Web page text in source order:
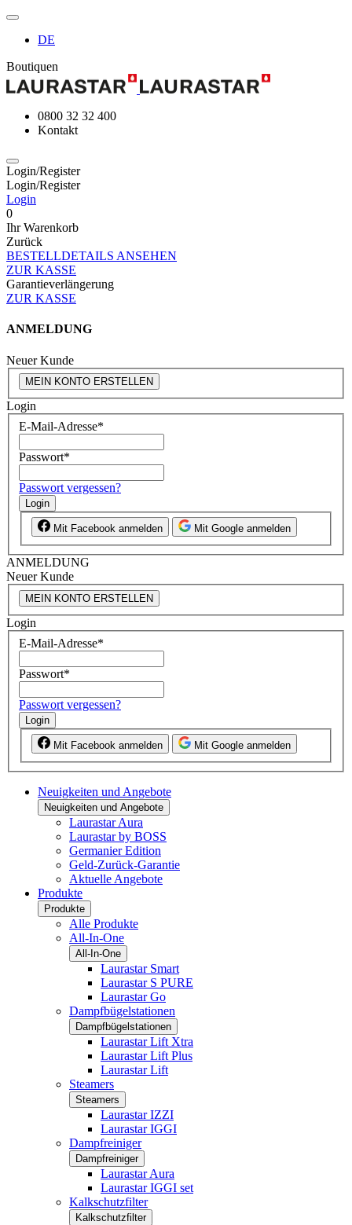
DE
Boutiquen
0800 32 32 400
Kontakt
Login/Register
Login/Register
Login
0
Ihr Warenkorb
Zurück
BESTELLDETAILS ANSEHEN
ZUR KASSE
Garantieverlängerung
ZUR KASSE
ANMELDUNG
Neuer Kunde
MEIN KONTO ERSTELLEN
Login
E-Mail-Adresse*
Passwort*
Passwort vergessen?
Login
Mit Facebook anmelden Mit Google anmelden
ANMELDUNG
Neuer Kunde
MEIN KONTO ERSTELLEN
Login
E-Mail-Adresse*
Passwort*
Passwort vergessen?
Login
Mit Facebook anmelden Mit Google anmelden
Neuigkeiten und Angebote
Neuigkeiten und Angebote
Laurastar Aura
Laurastar by BOSS
Germanier Edition
Geld-Zurück-Garantie
Aktuelle Angebote
Produkte
Produkte
Alle Produkte
All-In-One
All-In-One
Laurastar Smart
Laurastar S PURE
Laurastar Go
Dampfbügelstationen
Dampfbügelstationen
Laurastar Lift Xtra
Laurastar Lift Plus
Laurastar Lift
Steamers
Steamers
Laurastar IZZI
Laurastar IGGI
Dampfreiniger
Dampfreiniger
Laurastar Aura
Laurastar IGGI set
Kalkschutzfilter
Kalkschutzfilter